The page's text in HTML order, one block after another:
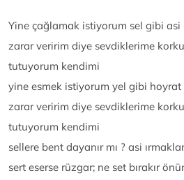
Yine çağlamak istiyorum sel gibi asi
zarar veririm diye sevdiklerime
tutuyorum kendimi
yine esmek istiyorum yel gibi
zarar veririm diye sevdiklerime
tutuyorum kendimi
sellere bent dayanır mı ? asi
sert eserse rüzgar; ne set bırakır